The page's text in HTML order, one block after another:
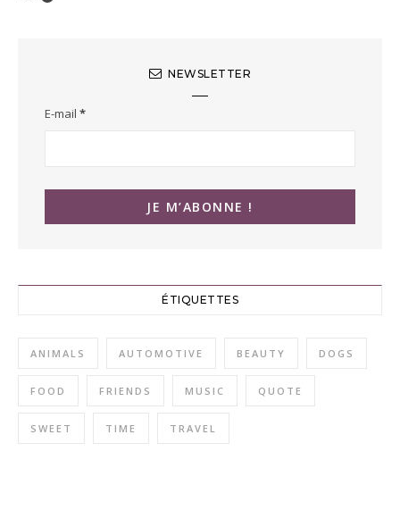
NEWSLETTER
E-mail *
ÉTIQUETTES
ANIMALS AUTOMOTIVE BEAUTY DOGS
FOOD FRIENDS MUSIC QUOTE
SWEET TIME TRAVEL